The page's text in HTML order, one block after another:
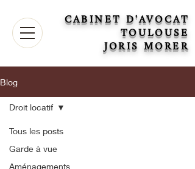
CABINET D'AVOCAT
TOULOUSE
JORIS MORER
Blog
Tous les posts
Garde à vue
Aménagements
Droit locatif